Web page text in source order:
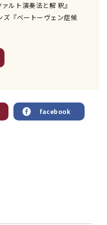
ト――演奏法と解 釈』
ズ『ベートーヴェン症候
facebook